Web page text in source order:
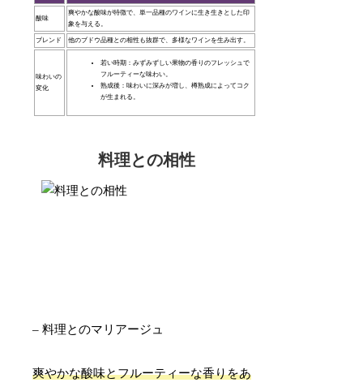
酸味
爽やかな酸味が特徴で、単一品種のワインに生き生きとした印
象を与える。
ブレンド 他のブドウ品種との相性も抜群で、多様なワインを生み出す。
味わいの
変化
若い時期：みずみずしい果物の香りのフレッシュで
フルーティーな味わい。
熟成後：味わいに深みが増し、樽熟成によってコク
が生まれる。
料理との相性
– 料理とのマリアージュ
爽やかな酸味とフルーティーな香りをあ